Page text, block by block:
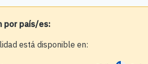
por país/es:
está disponible en: